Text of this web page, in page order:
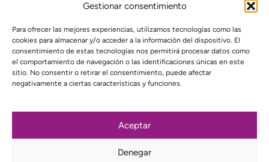
Gestionar consentimiento
Para ofrecer las mejores experiencias, utilizamos tecnologías como las
cookies para almacenar y/o acceder a la información del dispositivo. El
consentimiento de estas tecnologías nos permitirá procesar datos como
el comportamiento de navegación o las identificaciones únicas en este
sitio. No consentir o retirar el consentimiento, puede afectar
negativamente a ciertas características y funciones.
Aceptar
Denegar
Suscríbete a nuestra newsletter
Política de privacidad
Proyecto web financiado por: